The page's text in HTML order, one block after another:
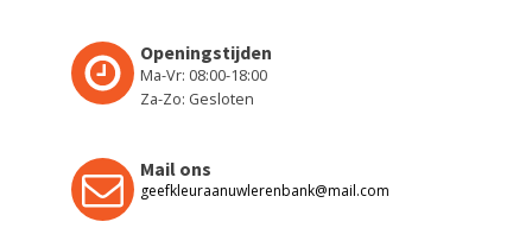
Openingstijden
Ma-Vr: 08:00-18:00
Za-Zo: Gesloten
Mail ons
geefkleuraanuwlerenbank@mail.com